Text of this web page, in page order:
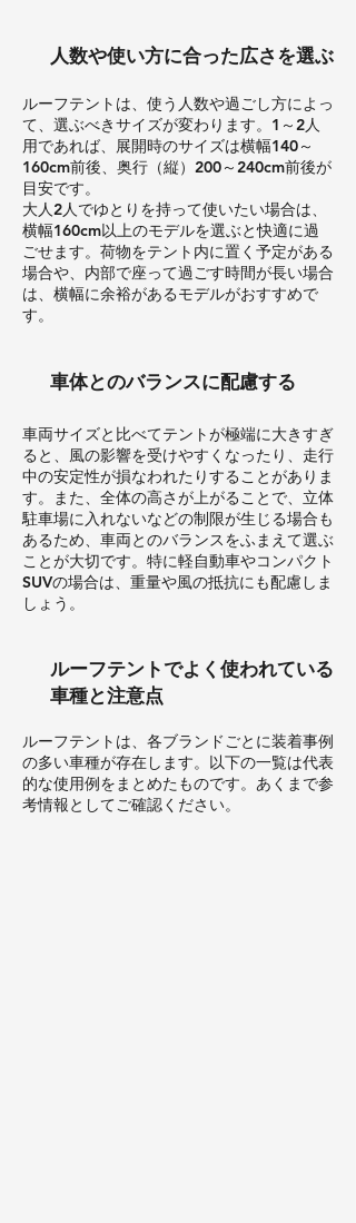
人数や使い方に合った広さを選ぶ
ルーフテントは、使う人数や過ごし方によっ
て、選ぶべきサイズが変わります。1～2人
用であれば、展開時のサイズは横幅140～
160cm前後、奥行（縦）200～240cm前後が
目安です。
大人2人でゆとりを持って使いたい場合は、
横幅160cm以上のモデルを選ぶと快適に過
ごせます。荷物をテント内に置く予定がある
場合や、内部で座って過ごす時間が長い場合
は、横幅に余裕があるモデルがおすすめで
す。
車体とのバランスに配慮する
車両サイズと比べてテントが極端に大きすぎ
ると、風の影響を受けやすくなったり、走行
中の安定性が損なわれたりすることがありま
す。また、全体の高さが上がることで、立体
駐車場に入れないなどの制限が生じる場合も
あるため、車両とのバランスをふまえて選ぶ
ことが大切です。特に軽自動車やコンパクト
SUVの場合は、重量や風の抵抗にも配慮しま
しょう。
ルーフテントでよく使われている
車種と注意点
ルーフテントは、各ブランドごとに装着事例
の多い車種が存在します。以下の一覧は代表
的な使用例をまとめたものです。あくまで参
考情報としてご確認ください。